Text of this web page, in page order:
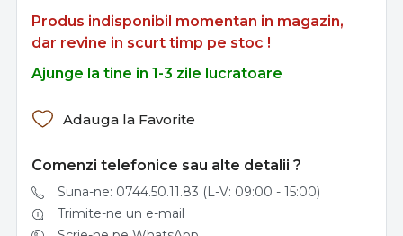
Produs indisponibil momentan in magazin,
dar revine in scurt timp pe stoc !
Ajunge la tine in 1-3 zile lucratoare
Adauga la Favorite
Comenzi telefonice sau alte detalii ?
Suna-ne: 0744.50.11.83 (L-V: 09:00 - 15:00)
Trimite-ne un e-mail